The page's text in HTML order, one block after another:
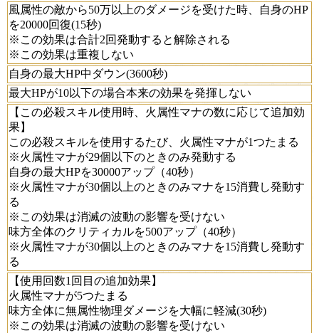
風属性の敵から50万以上のダメージを受けた時、自身のHP
を20000回復(15秒)
※この効果は合計2回発動すると解除される
※この効果は重複しない
自身の最大HP中ダウン(3600秒)
最大HPが10以下の場合本来の効果を発揮しない
【この必殺スキル使用時、火属性マナの数に応じて追加効
果】
この必殺スキルを使用するたび、火属性マナが1つたまる
※火属性マナが29個以下のときのみ発動する
自身の最大HPを30000アップ（40秒）
※火属性マナが30個以上のときのみマナを15消費し発動す
る
※この効果は消滅の波動の影響を受けない
味方全体のクリティカルを500アップ（40秒）
※火属性マナが30個以上のときのみマナを15消費し発動す
る
【使用回数1回目の追加効果】
火属性マナが5つたまる
味方全体に無属性物理ダメージを大幅に軽減(30秒)
※この効果は消滅の波動の影響を受けない